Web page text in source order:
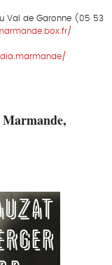
Val de Garonne (05 53